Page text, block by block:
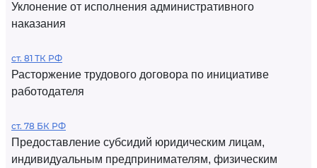
Уклонение от исполнения административного
наказания
ст. 81 ТК РФ
Расторжение трудового договора по инициативе
работодателя
ст. 78 БК РФ
Предоставление субсидий юридическим лицам,
индивидуальным предпринимателям, физическим